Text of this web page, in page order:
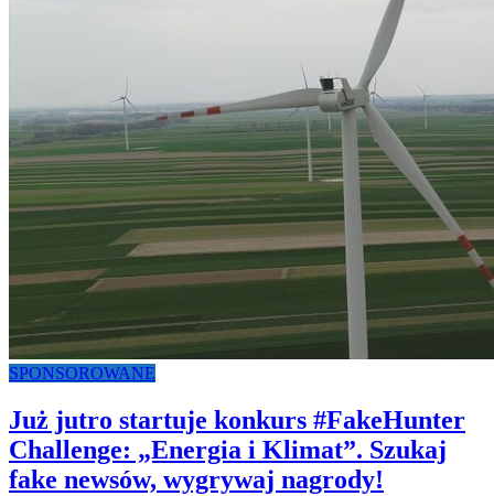
SPONSOROWANE
Już jutro startuje konkurs #FakeHunter
Challenge: „Energia i Klimat”. Szukaj
fake newsów, wygrywaj nagrody!